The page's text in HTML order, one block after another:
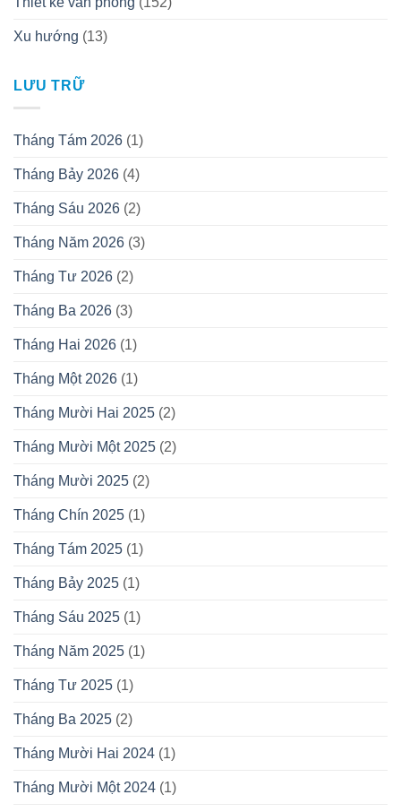
Xu hướng (13)
LƯU TRỮ
Tháng Tám 2026 (1)
Tháng Bảy 2026 (4)
Tháng Sáu 2026 (2)
Tháng Năm 2026 (3)
Tháng Tư 2026 (2)
Tháng Ba 2026 (3)
Tháng Hai 2026 (1)
Tháng Một 2026 (1)
Tháng Mười Hai 2025 (2)
Tháng Mười Một 2025 (2)
Tháng Mười 2025 (2)
Tháng Chín 2025 (1)
Tháng Tám 2025 (1)
Tháng Bảy 2025 (1)
Tháng Sáu 2025 (1)
Tháng Năm 2025 (1)
Tháng Tư 2025 (1)
Tháng Ba 2025 (2)
Tháng Mười Hai 2024 (1)
Tháng Mười Một 2024 (1)